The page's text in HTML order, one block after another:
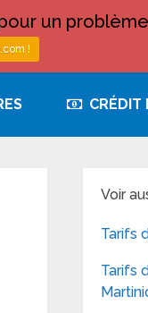
CRÉDIT
Voir
Tarifs
Tarifs
un
!